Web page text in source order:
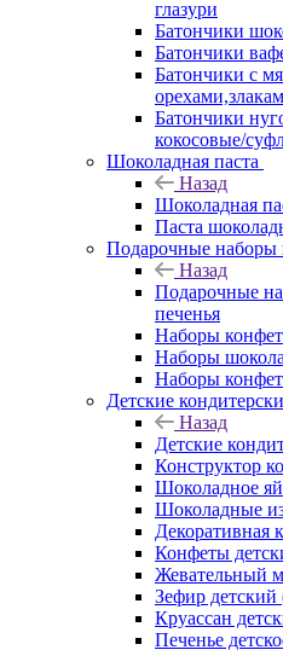
глазури
Батончики
Батончики
Батончики с
Батончики
кокосовые/
Шоколадная паста
Назад
Шоколадная
Паста
Подарочные наборы
Назад
Подарочные
печенья
Наборы конфет
Наборы
Наборы
Детские
Назад
Детские
Конструктор
Шоколадное
Шоколадные
Декоративная
Конфеты
Жевательный
Зефир
Круассан
Печенье